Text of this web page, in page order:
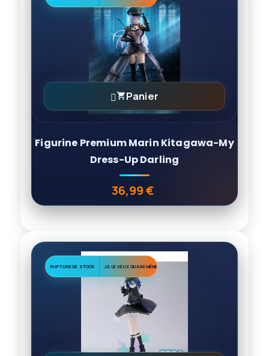
Panier
Figurine Premium Marin Kitagawa-My
Dress-Up Darling
Prix
36,99 €
RUPTURE DE STOCK JE LE VEUX QUAND MÊME